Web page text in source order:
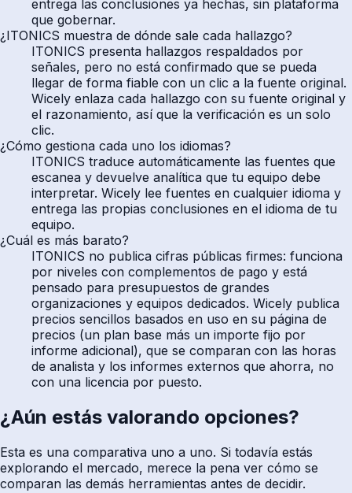
entrega las conclusiones ya hechas, sin plataforma
que gobernar.
¿ITONICS muestra de dónde sale cada hallazgo?
ITONICS presenta hallazgos respaldados por
señales, pero no está confirmado que se pueda
llegar de forma fiable con un clic a la fuente original.
Wicely enlaza cada hallazgo con su fuente original y
el razonamiento, así que la verificación es un solo
clic.
¿Cómo gestiona cada uno los idiomas?
ITONICS traduce automáticamente las fuentes que
escanea y devuelve analítica que tu equipo debe
interpretar. Wicely lee fuentes en cualquier idioma y
entrega las propias conclusiones en el idioma de tu
equipo.
¿Cuál es más barato?
ITONICS no publica cifras públicas firmes: funciona
por niveles con complementos de pago y está
pensado para presupuestos de grandes
organizaciones y equipos dedicados. Wicely publica
precios sencillos basados en uso en su página de
precios (un plan base más un importe fijo por
informe adicional), que se comparan con las horas
de analista y los informes externos que ahorra, no
con una licencia por puesto.
¿Aún estás valorando opciones?
Esta es una comparativa uno a uno. Si todavía estás
explorando el mercado, merece la pena ver cómo se
comparan las demás herramientas antes de decidir.